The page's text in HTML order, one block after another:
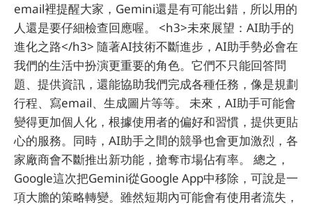
email裡提醒大家，Gemini還是有可能出錯，所以用的
人還是要仔細檢查回應喔。 <h3>未來展望：AI助手的
進化之路</h3> 隨著AI技術不斷進步，AI助手勢必會在
我們的生活中扮演更重要的角色。它們不只能回答問
題、提供資訊，還能協助我們完成各種任務，像是規劃
行程、寫email、生成圖片等等。 未來，AI助手可能會
變得更加個人化，根據使用者的偏好和習慣，提供更貼
心的服務。同時，AI助手之間的競爭也會更加激烈，各
家廠商會不斷推出新功能，搶奪市場佔有率。 總之，
Google這次把Gemini從Google App中移除，可說是一
項大膽的策略轉變。雖然短期內可能會有使用者流失，